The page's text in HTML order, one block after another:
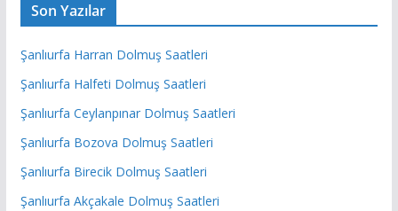
Son Yazılar
Şanlıurfa Harran Dolmuş Saatleri
Şanlıurfa Halfeti Dolmuş Saatleri
Şanlıurfa Ceylanpınar Dolmuş Saatleri
Şanlıurfa Bozova Dolmuş Saatleri
Şanlıurfa Birecik Dolmuş Saatleri
Şanlıurfa Akçakale Dolmuş Saatleri